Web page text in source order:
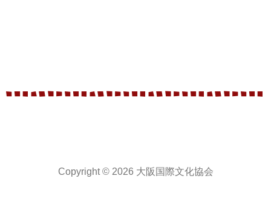
Copyright © 2026 大阪国際文化協会